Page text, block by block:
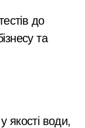
до
та
якості води,